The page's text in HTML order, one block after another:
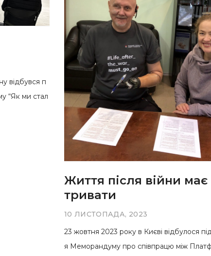
відбувся п
“Як ми стал
Життя після війни має
тривати
10 ЛИСТОПАДА, 2023
23 жовтня 2023 року в Києві відбулося
я Меморандуму про співпрацю між